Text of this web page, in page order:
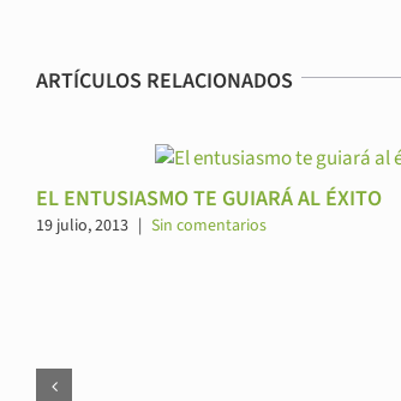
ARTÍCULOS RELACIONADOS
EL ENTUSIASMO TE GUIARÁ AL ÉXITO
19 julio, 2013 | Sin comentarios